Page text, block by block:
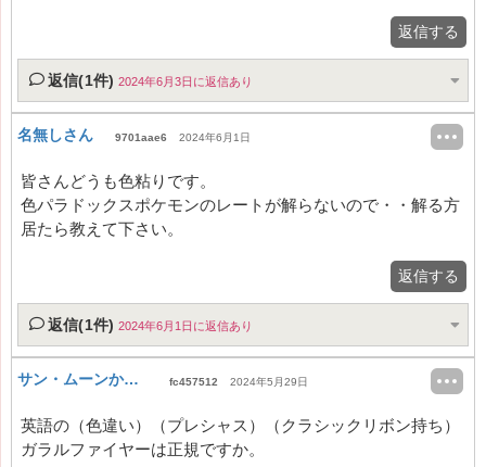
返信する
返信(1件) 2024年6月3日に返信あり
名無しさん 9701aae6 2024年6月1日
皆さんどうも色粘りです。
色パラドックスポケモンのレートが解らないので・・解る方
居たら教えて下さい。
返信する
返信(1件) 2024年6月1日に返信あり
サン・ムーンからやってます fc457512 2024年5月29日
英語の（色違い）（プレシャス）（クラシックリボン持ち）
ガラルファイヤーは正規ですか。